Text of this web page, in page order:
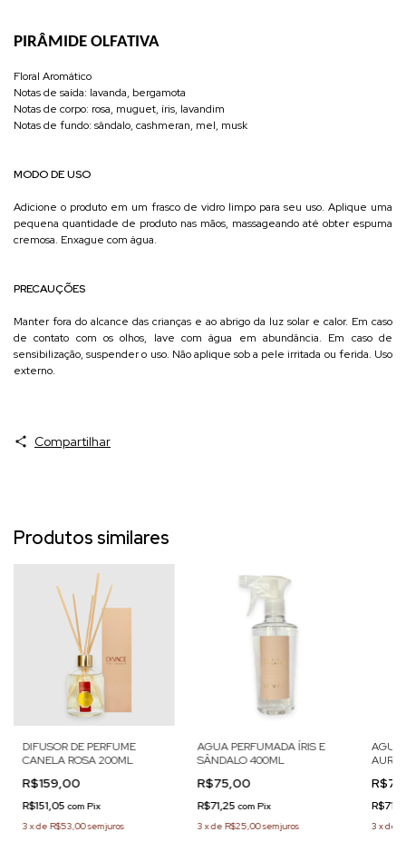
PIRÂMIDE OLFATIVA
Floral Aromático
Notas de saída: lavanda, bergamota
Notas de corpo: rosa, muguet, íris, lavandim
Notas de fundo: sândalo, cashmeran, mel, musk
MODO DE USO
Adicione o produto em um frasco de vidro limpo para seu uso. Aplique uma
pequena quantidade de produto nas mãos, massageando até obter espuma
cremosa. Enxague com água.
PRECAUÇÕES
Manter fora do alcance das crianças e ao abrigo da luz solar e calor. Em caso
de contato com os olhos, lave com água em abundância. Em caso de
sensibilização, suspender o uso. Não aplique sob a pele irritada ou ferida. Uso
externo.
Compartilhar
Produtos similares
DIFUSOR DE PERFUME
CANELA ROSA 200ML
R$159,00
R$151,05com Pix
3 xde R$53,00sem juros
AGUA PERFUMADA ÍRIS E
SÂNDALO 400ML
R$75,00
R$71,25com Pix
3xde R$25,00sem juros
AGUA
3 xde